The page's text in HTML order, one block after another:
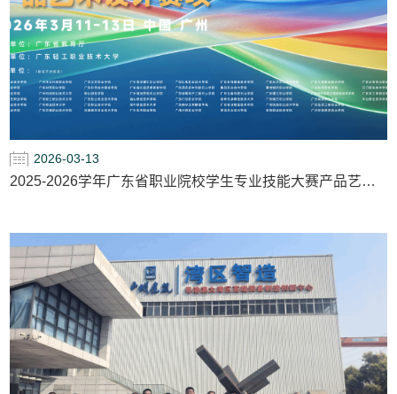
2026-03-13
2025-2026学年广东省职业院校学生专业技能大赛产品艺术设计赛项开幕式在我校举行